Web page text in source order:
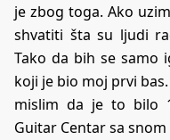
je zbog toga. Ako
shvatiti šta su ljudi
Tako da bih se samo
koji je bio moj prvi
mislim da je to bilo
Guitar Centar sa